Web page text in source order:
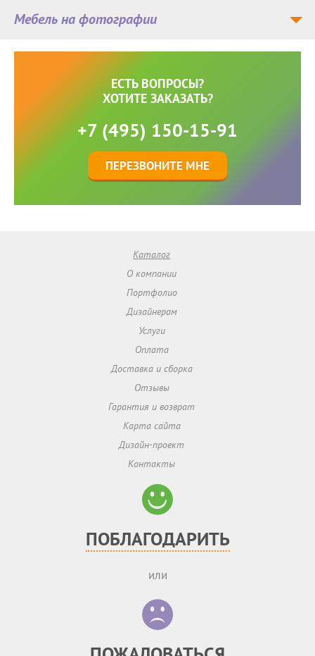
Мебель на фотографии
ЕСТЬ ВОПРОСЫ?
ХОТИТЕ ЗАКАЗАТЬ?
+7 (495) 150-15-91
ПЕРЕЗВОНИТЕ МНЕ
Каталог
О компании
Портфолио
Дизайнерам
Услуги
Оплата
Доставка и сборка
Отзывы
Гарантия и возврат
Карта сайта
Дизайн-проект
Контакты
ПОБЛАГОДАРИТЬ
или